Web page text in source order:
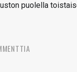
puolella